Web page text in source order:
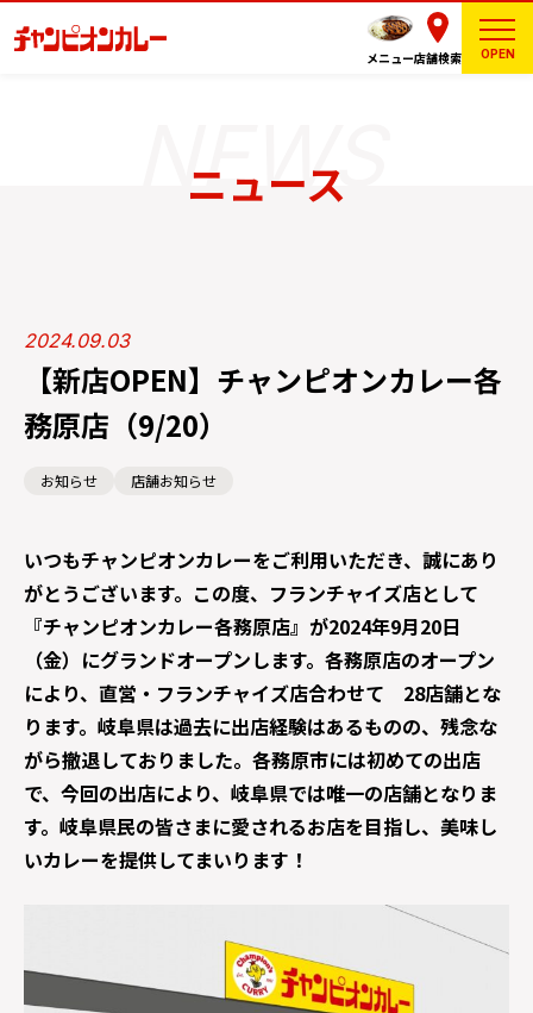
メニュー店舗検索 OPEN
ニュース
2024.09.03
【新店OPEN】チャンピオンカレー各
務原店（9/20）
お知らせ 店舗お知らせ
いつもチャンピオンカレーをご利用いただき、誠にあり
がとうございます。この度、フランチャイズ店として
『チャンピオンカレー各務原店』が2024年9月20日
（金）にグランドオープンします。各務原店のオープン
により、直営・フランチャイズ店合わせて 28店舗とな
ります。岐阜県は過去に出店経験はあるものの、残念な
がら撤退しておりました。各務原市には初めての出店
で、今回の出店により、岐阜県では唯一の店舗となりま
す。岐阜県民の皆さまに愛されるお店を目指し、美味し
いカレーを提供してまいります！